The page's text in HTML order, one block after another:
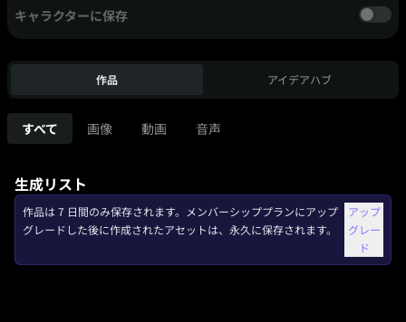
キャラクターに保存
作品 アイデアハブ
すべて 画像 動画 音声
生成リスト
作品は 7 日間のみ保存されます。メンバーシッププランにアップ
グレードした後に作成されたアセットは、永久に保存されます。
アップ
グレー
ド